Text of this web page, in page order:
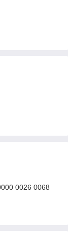
0026 0068